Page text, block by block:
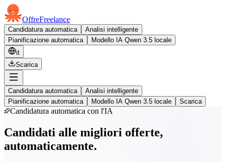
OffreFreelance
Candidatura automatica
Analisi intelligente
Pianificazione automatica
Modello IA Qwen 3.5 locale
it
Scarica
Candidatura automatica
Analisi intelligente
Pianificazione automatica
Modello IA Qwen 3.5 locale Scarica
Candidatura automatica con l'IA
Candidati alle migliori offerte,
automaticamente.